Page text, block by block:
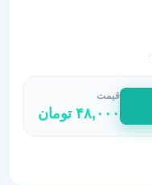
قیمت
۴۸,۰۰۰ تومان